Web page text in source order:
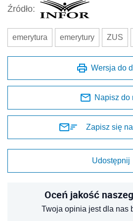
Źródło:
emerytura emerytury ZUS
Wersja do
Napisz do
Zapisz się
Udostępnij
Oceń jakość
Twoja opinia jest dla nas